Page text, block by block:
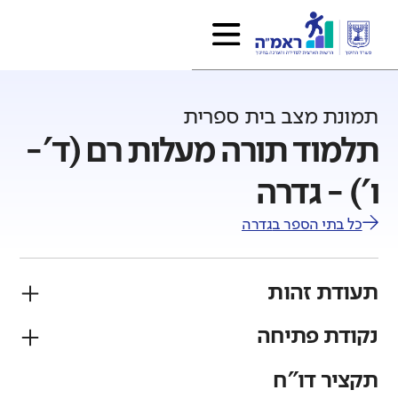
תמונת מצב בית ספרית
תלמוד תורה מעלות רם (ד'-
ו') - גדרה
כל בתי הספר בגדרה
תעודת זהות
פיקוח
נקודת פתיחה
תקציר דו"ח